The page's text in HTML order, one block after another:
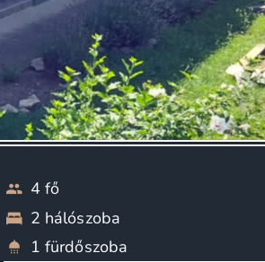
4 fő
2 hálószoba
1 fürdőszoba